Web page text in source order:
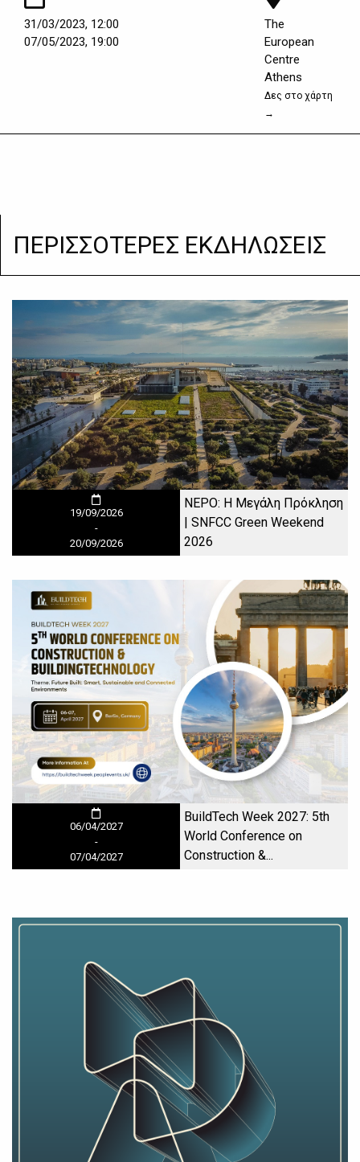
31/03/2023, 12:00
07/05/2023, 19:00
The
European
Centre
Athens
Δες στο χάρτη
→
ΠΕΡΙΣΣΟΤΕΡΕΣ ΕΚΔΗΛΩΣΕΙΣ
19/09/2026
-
20/09/2026
ΝΕΡΟ: Η Μεγάλη Πρόκληση
| SNFCC Green Weekend
2026
06/04/2027
-
07/04/2027
BuildTech Week 2027: 5th
World Conference on
Construction &...